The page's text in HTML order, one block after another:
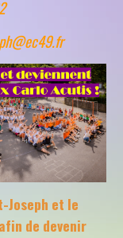
Joseph et le
de devenir